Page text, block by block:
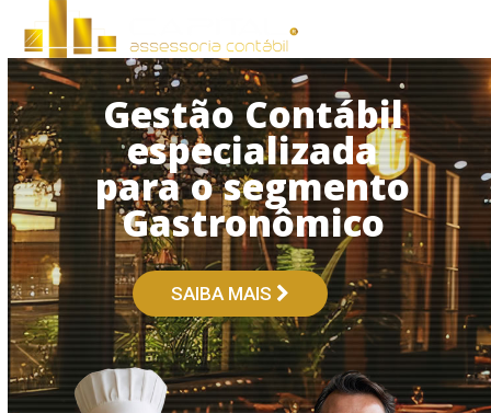
content
Open
mobile
menu
Close
mobile
menu
Gestão Contábil
especializada
para o segmento
Gastronômico
SAIBA MAIS